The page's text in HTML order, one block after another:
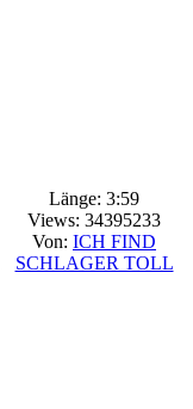
Länge: 3:59
Views: 34395233
Von: ICH FIND
SCHLAGER TOLL